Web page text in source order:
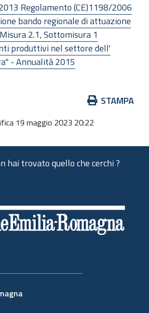
Regolamento (CE)1198/2006
bando regionale di attuazione
2.1, Sottomisura 1
produttivi nel settore dell'
- Annualità 2015
STAMPA
19 maggio 2023 20:22
hai trovato quello che cerchi ?